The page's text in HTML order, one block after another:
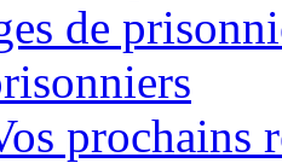
de
prochains